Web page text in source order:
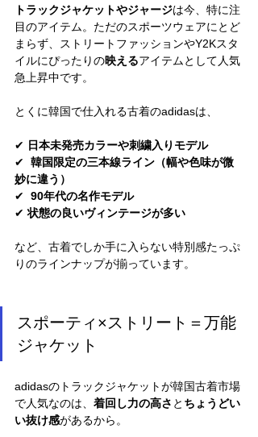
トラックジャケットやジャージは今、特に注
目のアイテム。ただのスポーツウェアにとど
まらず、ストリートファッションやY2Kスタ
イルにぴったりの映えるアイテムとして人気
急上昇中です。
とくに韓国で仕入れる古着のadidasは、
✔ 日本未発売カラーや刺繍入りモデル
✔
韓国限定の三本線ライン（幅や色味が微
妙に違う）
✔
90年代の名作モデル
✔ 状態の良いヴィンテージが多い
など、古着でしか手に入らない特別感たっぷ
りのラインナップが揃っています。
スポーティ×ストリート＝万能
ジャケット
adidasのトラックジャケットが韓国古着市場
で人気なのは、 着回し力の高さ と ちょうどい
い抜け感があるから。